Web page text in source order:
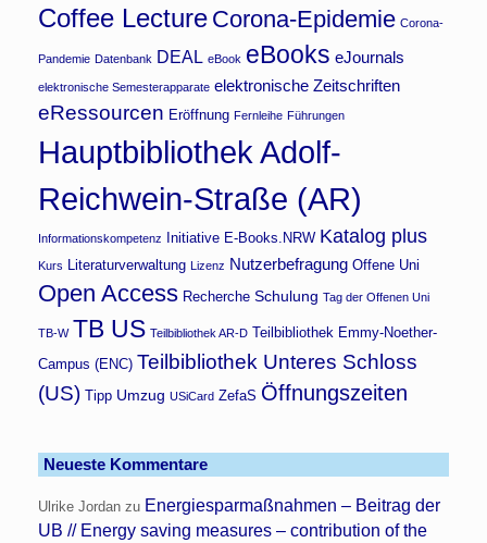
Coffee Lecture Corona-Epidemie Corona-
Pandemie Datenbank DEAL eBook eBooks eJournals
elektronische Semesterapparate elektronische Zeitschriften
eRessourcen Eröffnung Fernleihe Führungen
Hauptbibliothek Adolf-
Reichwein-Straße (AR)
Informationskompetenz Initiative E-Books.NRW Katalog plus
Kurs Literaturverwaltung Lizenz Nutzerbefragung Offene Uni
Open Access Recherche Schulung Tag der Offenen Uni
TB-W TB US Teilbibliothek AR-D Teilbibliothek Emmy-Noether-
Campus (ENC) Teilbibliothek Unteres Schloss
(US)
Tipp Umzug USiCard ZefaS Öffnungszeiten
Neueste Kommentare
Ulrike Jordan zu Energiesparmaßnahmen – Beitrag der
UB // Energy saving measures – contribution of the